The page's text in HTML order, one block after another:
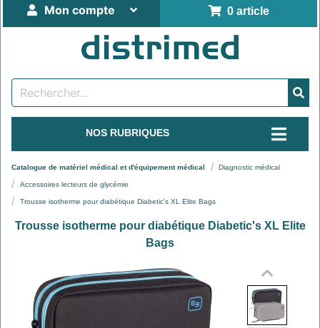
0 article
Mon compte
NOS RUBRIQUES
Catalogue de matériel médical et d'équipement médical Diagnostic médical
Accessoires lecteurs de glycémie
Trousse isotherme pour diabétique Diabetic's XL Elite Bags
Trousse isotherme pour diabétique Diabetic's XL Elite
Bags